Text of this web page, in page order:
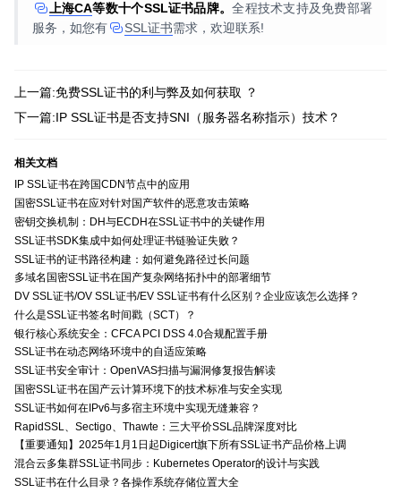
上海CA等数十个SSL证书品牌。全程技术支持及免费部署
服务，如您有
SSL证书需求，欢迎联系!
上一篇:免费SSL证书的利与弊及如何获取 ？
下一篇:IP SSL证书是否支持SNI（服务器名称指示）技术？
相关文档
IP SSL证书在跨国CDN节点中的应用
国密SSL证书在应对针对国产软件的恶意攻击策略
密钥交换机制：DH与ECDH在SSL证书中的关键作用
SSL证书SDK集成中如何处理证书链验证失败？
SSL证书的证书路径构建：如何避免路径过长问题
多域名国密SSL证书在国产复杂网络拓扑中的部署细节
DV SSL证书/OV SSL证书/EV SSL证书有什么区别？企业应该怎么选择？
什么是SSL证书签名时间戳（SCT）？
银行核心系统安全：CFCA PCI DSS 4.0合规配置手册
SSL证书在动态网络环境中的自适应策略
SSL证书安全审计：OpenVAS扫描与漏洞修复报告解读
国密SSL证书在国产云计算环境下的技术标准与安全实现
SSL证书如何在IPv6与多宿主环境中实现无缝兼容？
RapidSSL、Sectigo、Thawte：三大平价SSL品牌深度对比
【重要通知】2025年1月1日起Digicert旗下所有SSL证书产品价格上调
混合云多集群SSL证书同步：Kubernetes Operator的设计与实践
SSL证书在什么目录？各操作系统存储位置大全